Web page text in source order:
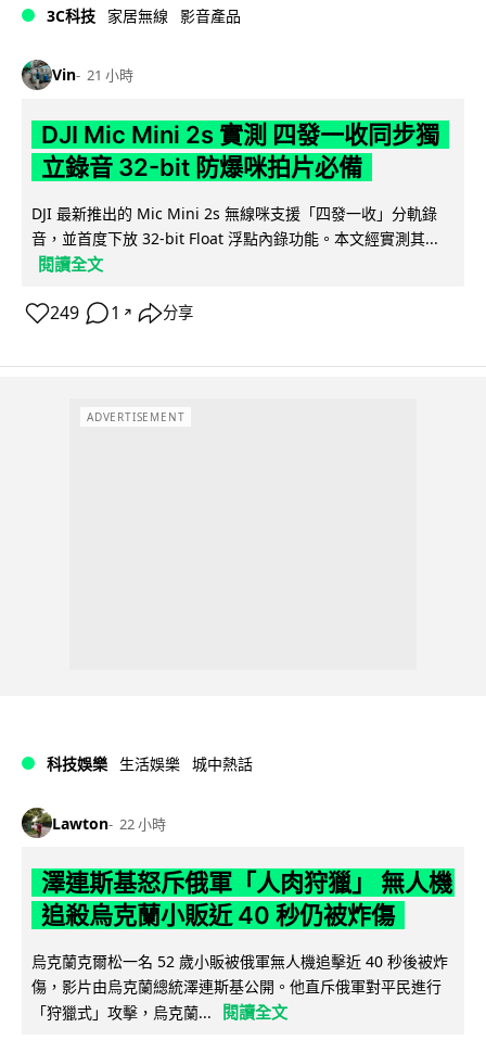
3C科技 家居無線 影音產品
Vin 21 小時
DJI Mic Mini 2s 實測 四發一收同步獨
立錄音 32-bit 防爆咪拍片必備
DJI 最新推出的 Mic Mini 2s 無線咪支援「四發一收」分軌錄
音，並首度下放 32-bit Float 浮點內錄功能。本文經實測其...
閱讀全文
249 1 ↗ 分享
ADVERTISEMENT
科技娛樂 生活娛樂 城中熱話
Lawton 22 小時
澤連斯基怒斥俄軍「人肉狩獵」 無人機
追殺烏克蘭小販近 40 秒仍被炸傷
烏克蘭克爾松一名 52 歲小販被俄軍無人機追擊近 40 秒後被炸
傷，影片由烏克蘭總統澤連斯基公開。他直斥俄軍對平民進行
「狩獵式」攻擊，烏克蘭...
閱讀全文